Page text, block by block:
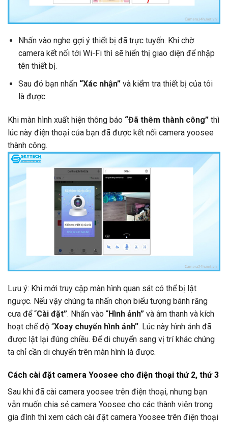
Nhấn vào nghe gợi ý thiết bị đã trực tuyến. Khi chờ
camera kết nối tới Wi-Fi thì sẽ hiển thị giao diện để nhập
tên thiết bị.
Sau đó bạn nhấn “Xác nhận”và kiểm tra thiết bị của tôi
là được.
Khi màn hình xuất hiện thông báo “Đã thêm thành công” thì
lúc này điện thoại của bạn đã được kết nối camera yoosee
thành công.
Lưu ý: Khi mới truy cập màn hình quan sát có thể bị lật
ngược. Nếu vậy chúng ta nhấn chọn biểu tượng bánh răng
cưa để “Cài đặt”. Nhấn vào “Hình ảnh” và âm thanh và kích
hoạt chế độ “Xoay chuyển hình ảnh”. Lúc này hình ảnh đã
được lật lại đúng chiều. Để di chuyển sang vị trí khác chúng
ta chỉ cần di chuyển trên màn hình là được.
Cách cài đặt camera Yoosee cho điện thoại thứ 2, thứ 3
Sau khi đã cài camera yoosee trên điện thoại, nhưng bạn
vẫn muốn chia sẻ camera Yoosee cho các thành viên trong
gia đình thì xem cách cài đặt camera Yoosee trên điện thoại